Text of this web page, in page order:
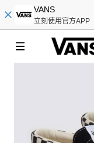
VANS
立刻使用官方APP